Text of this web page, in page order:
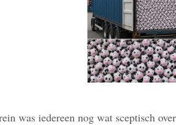
was iedereen nog wat sceptisch